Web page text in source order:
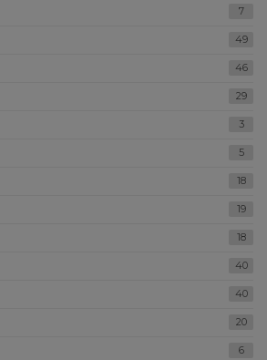
7
49
46
29
3
5
18
19
18
40
40
20
6